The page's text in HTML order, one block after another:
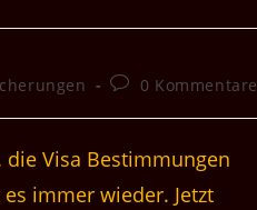
Beitrags-
0 Kommentare
Visa Bestimmungen
immer wieder. Jetzt